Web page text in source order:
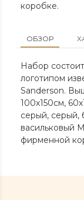
коробке.
ОБЗОР
Набор
логотипом
Sanderson.
100х150см,
серый, серый,
васильковый
фирменной